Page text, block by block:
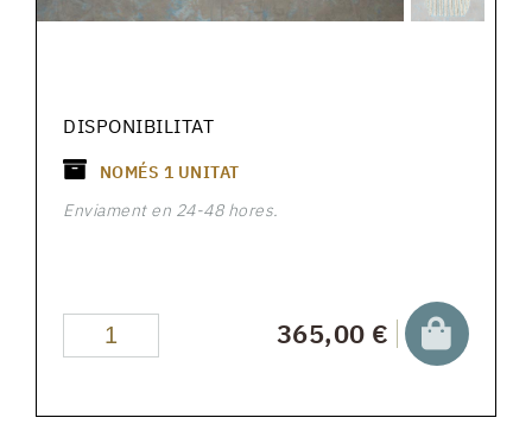
DISPONIBILITAT
NOMÉS 1 UNITAT
Enviament en 24-48 hores.
365,00 €